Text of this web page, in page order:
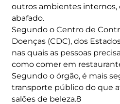
outros ambientes internos,
abafado.
Segundo o Centro de
Doenças (CDC), dos
nas quais as pessoas
como comer em
Segundo o órgão, é mais
transporte público do que
salões de beleza.8